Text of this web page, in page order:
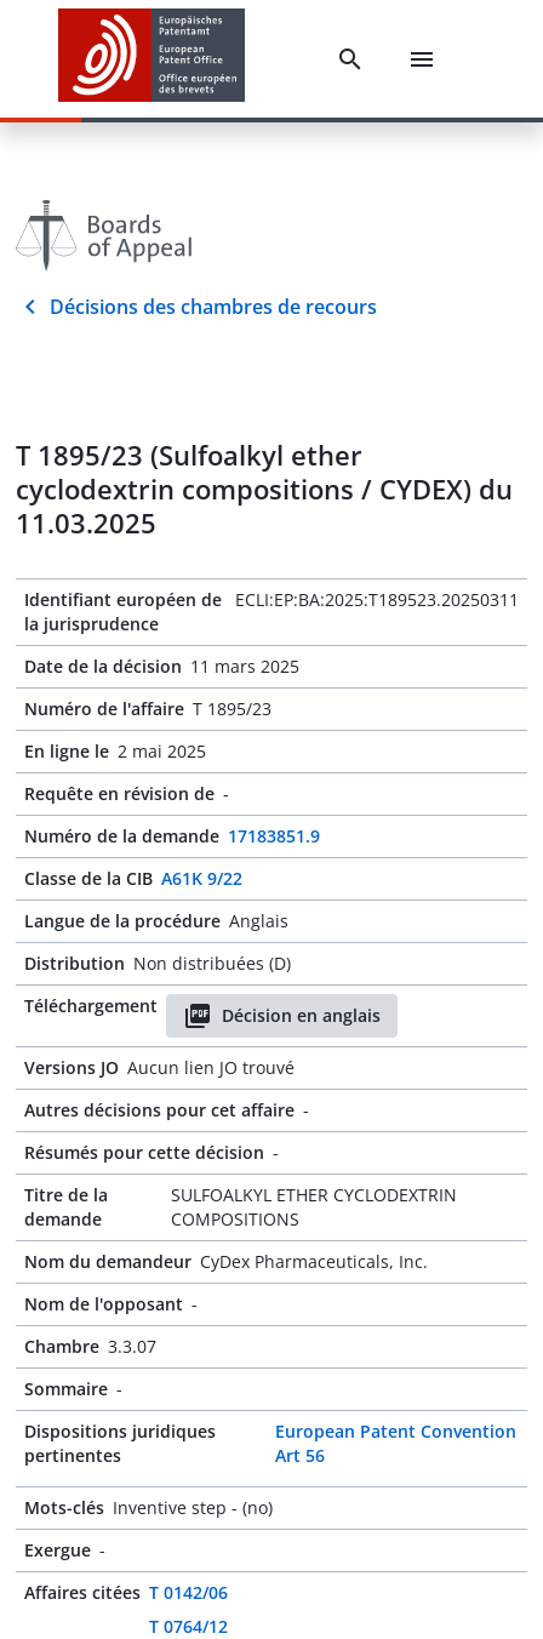
Décisions des chambres de recours
T 1895/23 (Sulfoalkyl ether
cyclodextrin compositions / CYDEX) du
11.03.2025
Identifiant européen de
la jurisprudence
ECLI:EP:BA:2025:T189523.20250311
Date de la décision 11 mars 2025
Numéro de l'affaire T 1895/23
En ligne le 2 mai 2025
Requête en révision de -
Numéro de la demande 17183851.9
Classe de la CIB A61K 9/22
Langue de la procédure Anglais
Distribution Non distribuées (D)
Téléchargement
Décision en anglais
Versions JO Aucun lien JO trouvé
Autres décisions pour cet affaire -
Résumés pour cette décision -
Titre de la
demande
SULFOALKYL ETHER CYCLODEXTRIN
COMPOSITIONS
Nom du demandeur CyDex Pharmaceuticals, Inc.
Nom de l'opposant -
Chambre 3.3.07
Sommaire -
Dispositions juridiques
pertinentes
European Patent Convention
Art 56
Mots-clés Inventive step - (no)
Exergue -
Affaires citées T 0142/06
T 0764/12